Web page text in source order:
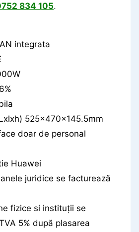
834 105.
integrata
525x470x145.5mm
doar de personal
Huawei
juridice se facturează
fizice si instituții se
5% după plasarea